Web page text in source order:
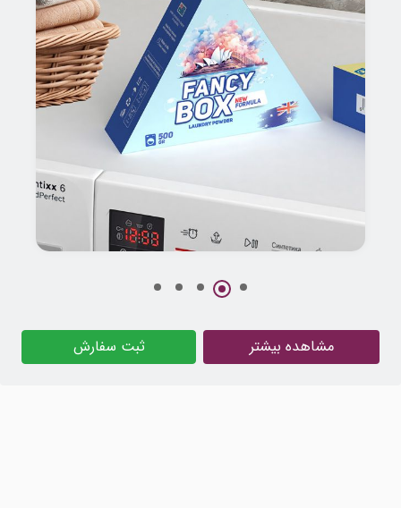
مشاهده بیشتر ثبت سفارش